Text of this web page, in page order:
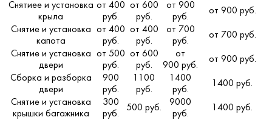
Снятиее и установка
крыла
от 400
руб.
от 600
руб.
от 900
руб.
от 900 руб.
Снятие и установка
капота
от 400
руб.
от 400
руб.
от 700
руб.
от 700 руб.
Снятие и установка
двери
от 500
руб.
от 600
руб.
от
900 руб.
от 900 руб.
Сборка и разборка
двери
900
руб.
1100
руб.
1400
руб.
1400 руб.
Снятие и установка
крышки багажника
300
руб.
500 руб.
9000
руб.
1400 руб.